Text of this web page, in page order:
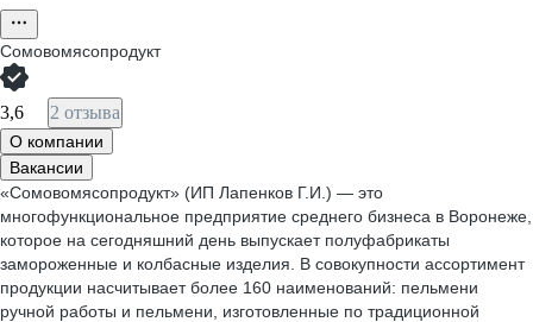
Сомовомясопродукт
3,6 2 отзыва
О компании
Вакансии
«Сомовомясопродукт» (ИП Лапенков Г.И.) — это
многофункциональное предприятие среднего бизнеса в Воронеже,
которое на сегодняшний день выпускает полуфабрикаты
замороженные и колбасные изделия. В совокупности ассортимент
продукции насчитывает более 160 наименований: пельмени
ручной работы и пельмени, изготовленные по традиционной